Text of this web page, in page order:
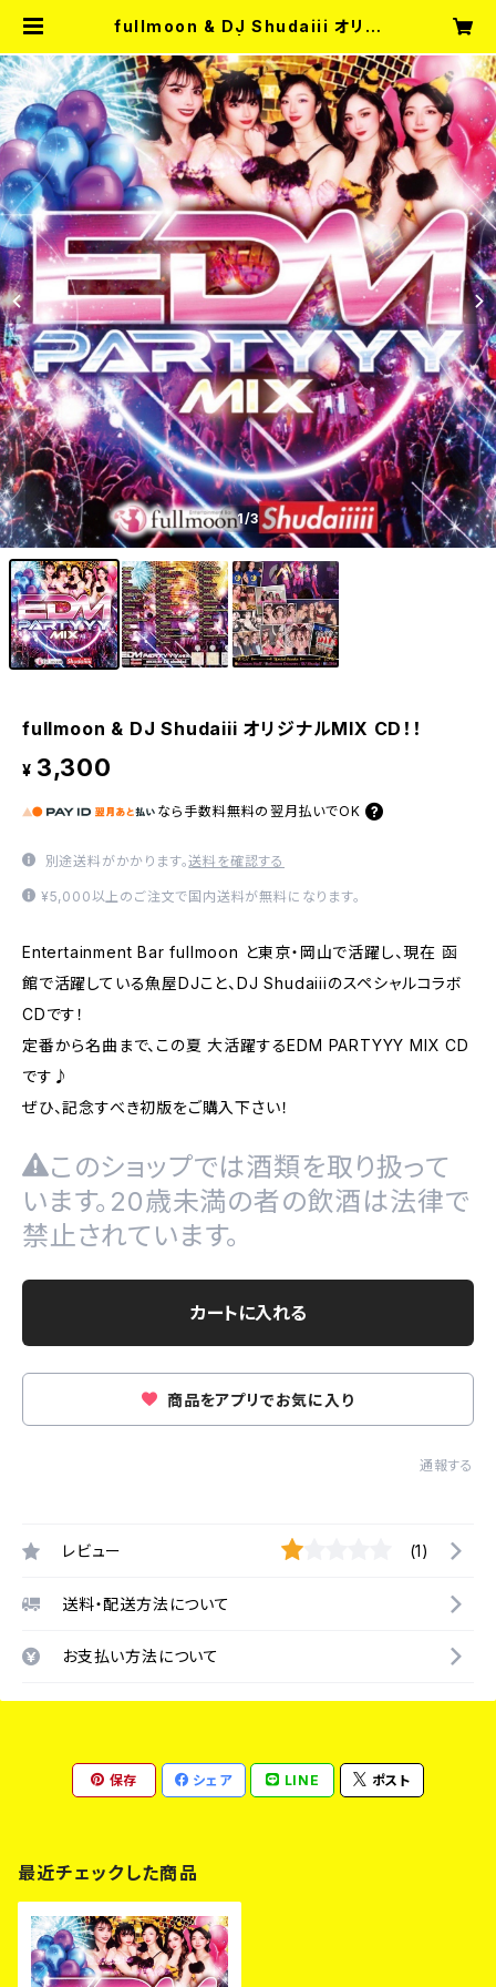
fullmoon & DJ Shudaiii オリジ
Bar fullmoon
1/3
fullmoon & DJ Shudaiii オリジナルMIX CD！！
¥ 3,300
なら 手数料無料の 翌月払いでOK
別途送料がかかります。送料を確認する
¥5,000以上のご注文で国内送料が無料になります。
Entertainment Bar fullmoon と東京・岡山で活躍し、現在 函
館で活躍している魚屋DJこと、DJ Shudaiiiのスペシャルコラボ
CDです！
定番から名曲まで、この夏 大活躍するEDM PARTYYY MIX CD
です♪
ぜひ、記念すべき初版をご購入下さい！
このショップでは酒類を取り扱って
います。20歳未満の者の飲酒は法律で
禁止されています。
カートに入れる
商品をアプリでお気に入り
通報する
レビュー (1)
送料・配送方法について
お支払い方法について
保存 シェア LINE ポスト
最近チェックした商品